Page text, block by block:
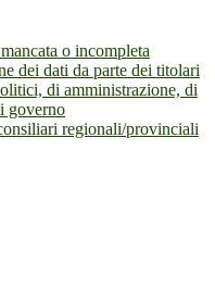
o incompleta
dei dati da parte dei titolari
di amministrazione, di
governo
regionali/provinciali